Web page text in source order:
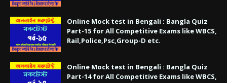
Online Mock test in Bengali : Bangla Quiz
Part-15 for All Competitive Exams like WBCS,
Rail,Police,Psc,Group-D etc.
Online Mock test in Bengali : Bangla Quiz
Part-14 for All Competitive Exams like WBCS,